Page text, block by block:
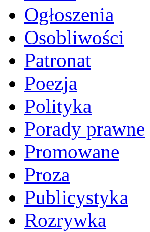
Ogłoszenia
Osobliwości
Patronat
Poezja
Polityka
Porady prawne
Promowane
Proza
Publicystyka
Rozrywka